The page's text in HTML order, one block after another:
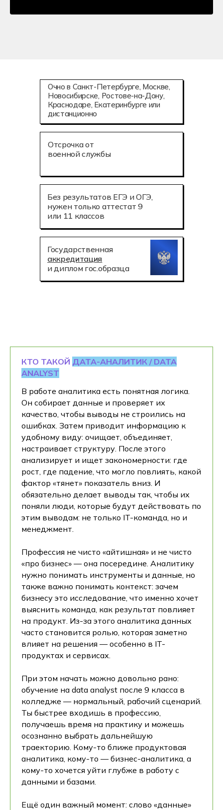
Государственная
аккредитация
и диплом гос.образца
Отсрочка от
военной службы
Без результатов ЕГЭ и ОГЭ,
нужен только аттестат 9
или 11 классов
Очно в Санкт-Петербурге, Москве,
Новосибирске, Ростове-на-Дону,
Краснодаре, Екатеринбурге или
дистанционно
КТО ТАКОЙ ДАТА-АНАЛИТИК / DATA
ANALYST
В работе аналитика есть понятная логика.
Он собирает данные и проверяет их
качество, чтобы выводы не строились на
ошибках. Затем приводит информацию к
удобному виду: очищает, объединяет,
настраивает структуру. После этого
анализирует и ищет закономерности: где
рост, где падение, что могло повлиять, какой
фактор «тянет» показатель вниз. И
обязательно делает выводы так, чтобы их
поняли люди, которые будут действовать по
этим выводам: не только IT-команда, но и
менеджмент.
Профессия не чисто «айтишная» и не чисто
«про бизнес» — она посередине. Аналитику
нужно понимать инструменты и данные, но
также важно понимать контекст: зачем
бизнесу это исследование, что именно хочет
выяснить команда, как результат повлияет
на продукт. Из-за этого аналитика данных
часто становится ролью, которая заметно
влияет на решения — особенно в IT-
продуктах и сервисах.
При этом начать можно довольно рано:
обучение на data analyst после 9 класса в
колледже — нормальный, рабочий сценарий.
Ты быстрее входишь в профессию,
получаешь время на практику и можешь
осознанно выбрать дальнейшую
траекторию. Кому-то ближе продуктовая
аналитика, кому-то — бизнес-аналитика, а
кому-то хочется уйти глубже в работу с
данными и базами.
Ещё один важный момент: слово «данные»